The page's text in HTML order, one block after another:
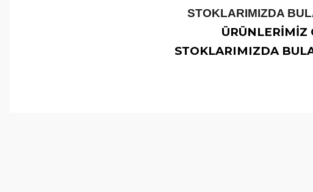
STOKLARIMIZDA
ÜRÜNLERİMİZ
STOKLARIMIZDA